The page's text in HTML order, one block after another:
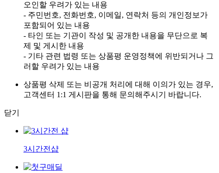
오인할 우려가 있는 내용
- 주민번호, 전화번호, 이메일, 연락처 등의 개인정보가
포함되어 있는 내용
- 타인 또는 기관이 작성 및 공개한 내용을 무단으로 복
제 및 게시한 내용
- 기타 관련 법령 또는 상품평 운영정책에 위반되거나 그
러할 우려가 있는 내용
상품평 삭제 또는 비공개 처리에 대해 이의가 있는 경우,
고객센터 1:1 게시판을 통해 문의해주시기 바랍니다.
닫기
3시간전샵